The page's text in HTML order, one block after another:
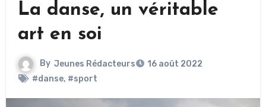
La danse, un véritable
art en soi
By Jeunes Rédacteurs
16 août 2022
#danse, #sport